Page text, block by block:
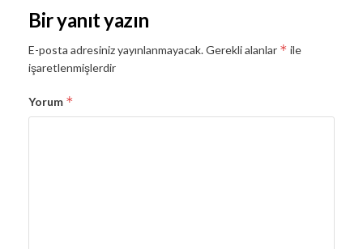
Bir yanıt yazın
E-posta adresiniz yayınlanmayacak.Gerekli alanlar * ile
işaretlenmişlerdir
Yorum *